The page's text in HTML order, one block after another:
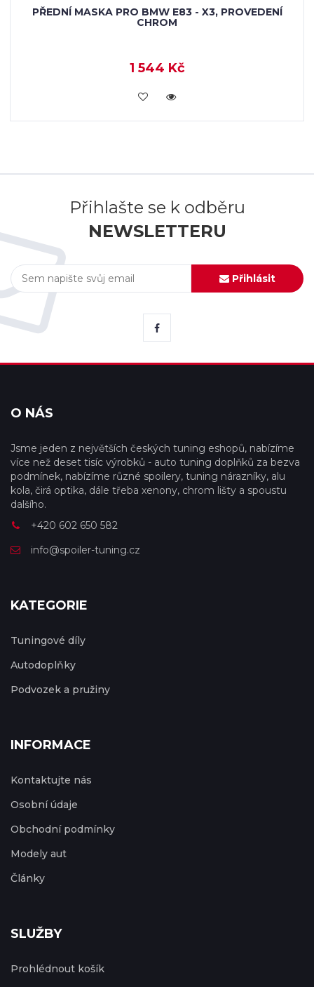
PŘEDNÍ MASKA PRO BMW E83 - X3, PROVEDENÍ
CHROM
1 544 Kč
KOUPIT
Přihlašte se k odběru
NEWSLETTERU
Přihlásit
O NÁS
Jsme jeden z největších českých tuning eshopů, nabízíme
více než deset tisíc výrobků - auto tuning doplňků za bezva
podmínek, nabízíme různé spoilery, tuning nárazníky, alu
kola, čirá optika, dále třeba xenony, chrom lišty a spoustu
dalšího.
+420 602 650 582
info@spoiler-tuning.cz
KATEGORIE
Tuningové díly
Autodoplňky
Podvozek a pružiny
INFORMACE
Kontaktujte nás
Osobní údaje
Obchodní podmínky
Modely aut
Články
SLUŽBY
Prohlédnout košík